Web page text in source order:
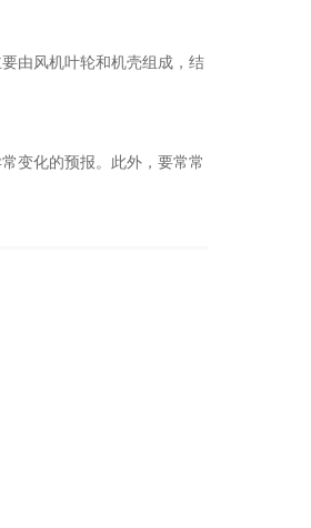
由风机叶轮和机壳组成，结
变化的预报。此外，要常常